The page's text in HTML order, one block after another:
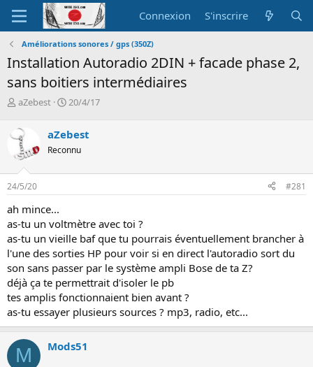
Connexion S'inscrire
Améliorations sonores / gps (350Z)
Installation Autoradio 2DIN + facade phase 2,
sans boitiers intermédiaires
A
t
e
u
r
d
e
a
d
i
s
c
u
s
s
i
o
n
aZebest
D
e
d
d
t
20/4/17
aZebest
Reconnu
24/5/20 #281
ah mince...
as-tu un voltmètre avec toi ?
as-tu un vieille baf que tu pourrais éventuellement brancher à
l'une des sorties HP pour voir si en direct l'autoradio sort du
son sans passer par le système ampli Bose de ta Z?
déjà ça te permettrait d'isoler le pb
tes amplis fonctionnaient bien avant ?
as-tu essayer plusieurs sources ? mp3, radio, etc...
M Mods51